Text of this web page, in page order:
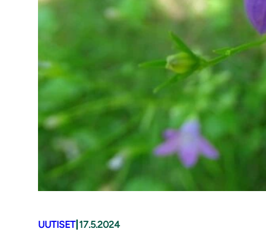
UUTISET| 17.5.2024